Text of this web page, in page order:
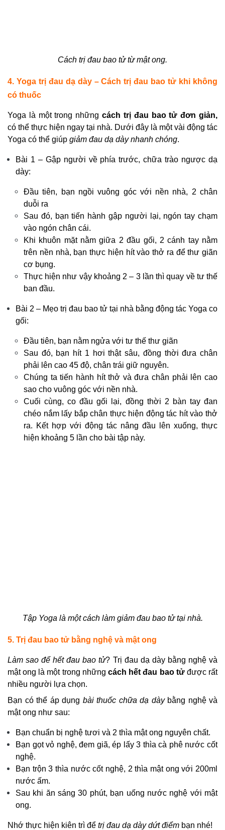
Cách trị đau bao tử từ mật ong.
4. Yoga trị đau dạ dày – Cách trị đau bao tử khi không
có thuốc
Yoga là một trong những cách trị đau bao tử đơn giản,
có thể thực hiện ngay tại nhà. Dưới đây là một vài động tác
Yoga có thể giúp giảm đau dạ dày nhanh chóng.
Bài 1 – Gập người về phía trước, chữa trào ngược dạ
dày:
Đầu tiên, bạn ngồi vuông góc với nền nhà, 2 chân
duỗi ra
Sau đó, bạn tiến hành gập người lại, ngón tay chạm
vào ngón chân cái.
Khi khuôn mặt nằm giữa 2 đầu gối, 2 cánh tay nằm
trên nền nhà, bạn thực hiện hít vào thở ra để thư giãn
cơ bụng.
Thực hiện như vậy khoảng 2 – 3 lần thì quay về tư thế
ban đầu.
Bài 2 – Mẹo trị đau bao tử tại nhà bằng động tác Yoga co
gối:
Đầu tiên, bạn nằm ngửa với tư thế thư giãn
Sau đó, bạn hít 1 hơi thật sâu, đồng thời đưa chân
phải lên cao 45 độ, chân trái giữ nguyên.
Chúng ta tiến hành hít thở và đưa chân phải lên cao
sao cho vuông góc với nền nhà.
Cuối cùng, co đầu gối lại, đồng thời 2 bàn tay đan
chéo nắm lấy bắp chân thực hiện động tác hít vào thở
ra. Kết hợp với động tác nâng đầu lên xuống, thực
hiện khoảng 5 lần cho bài tập này.
Tập Yoga là một cách làm giảm đau bao tử tại nhà.
5. Trị đau bao tử bằng nghệ và mật ong
Làm sao để hết đau bao tử? Trị đau dạ dày bằng nghệ và
mật ong là một trong những cách hết đau bao tử được rất
nhiều người lựa chọn.
Bạn có thể áp dụng bài thuốc chữa dạ dày bằng nghệ và
mật ong như sau:
Bạn chuẩn bị nghệ tươi và 2 thìa mật ong nguyên chất.
Bạn gọt vỏ nghệ, đem giã, ép lấy 3 thìa cà phê nước cốt
nghệ.
Bạn trộn 3 thìa nước cốt nghệ, 2 thìa mật ong với 200ml
nước ấm.
Sau khi ăn sáng 30 phút, bạn uống nước nghệ với mật
ong.
Nhớ thực hiện kiên trì để trị đau dạ dày dứt điểm bạn nhé!